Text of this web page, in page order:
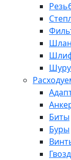
Биты
Буры